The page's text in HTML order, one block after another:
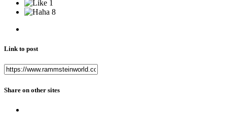
1
8
Link to post
Share on other sites